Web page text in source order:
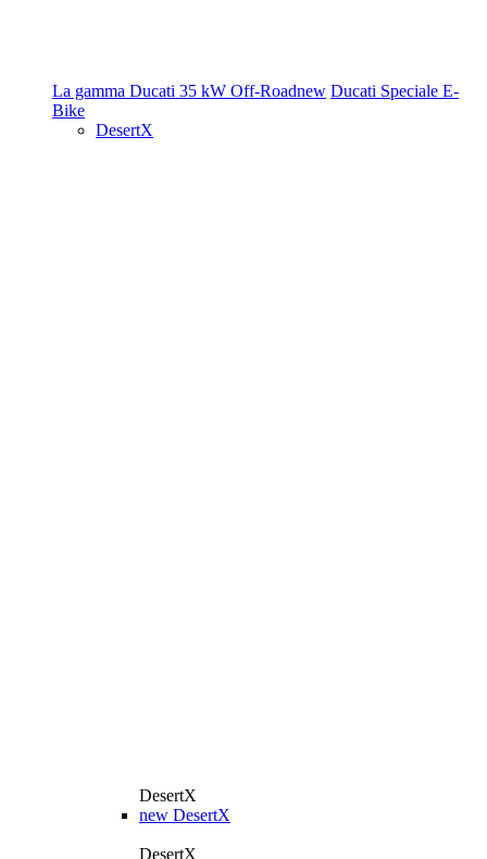
La gamma Ducati 35 kW Off-Roadnew Ducati Speciale E-
Bike
DesertX
DesertX
new DesertX
DesertX